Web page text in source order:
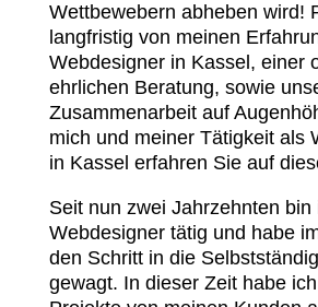
Wettbewebern abheben wird!
langfristig von meinen
Webdesigner in Kassel, einer
ehrlichen Beratung, sowie
Zusammenarbeit auf
mich und meiner Tätigkeit als
in Kassel erfahren Sie auf
Seit nun zwei Jahrzehnten bin
Webdesigner tätig und habe
den Schritt in die
gewagt. In dieser Zeit habe